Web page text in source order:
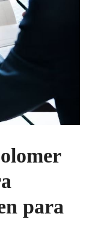
para